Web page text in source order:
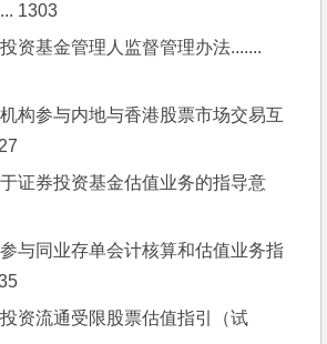
1303
资基金管理人监督管理办法.......
构参与内地与香港股票市场交易互
证券投资基金估值业务的指导意
与同业存单会计核算和估值业务指
资流通受限股票估值指引（试